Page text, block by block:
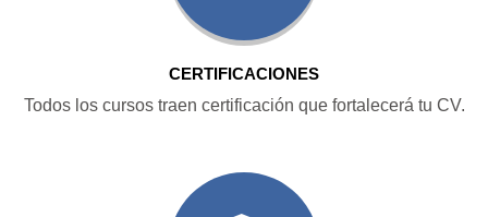
CERTIFICACIONES
Todos los cursos traen certificación que fortalecerá tu CV.